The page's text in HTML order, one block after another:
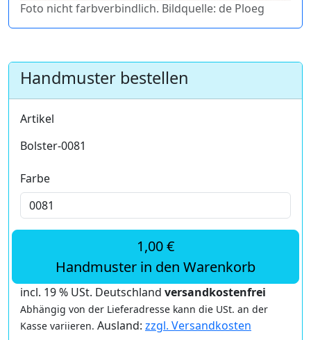
Foto nicht farbverbindlich. Bildquelle: de Ploeg
Handmuster bestellen
Artikel
Bolster-0081
Farbe
1,00 €
Handmuster in den Warenkorb
incl. 19 % USt. Deutschland versandkostenfrei
Abhängig von der Lieferadresse kann die USt. an der
Kasse variieren. Ausland: zzgl. Versandkosten